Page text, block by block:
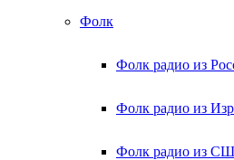
Фолк
Фолк радио из
Фолк радио из
Фолк радио из